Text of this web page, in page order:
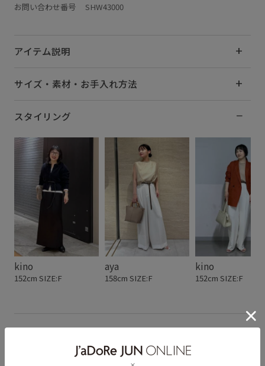
お問い合わせ番号 SHW43000
アイテム説明
サイズ・素材・お手入れ方法
スタイリング
kino
152cm SIZE:F
aya
158cm SIZE:F
kino
152cm SIZE:F